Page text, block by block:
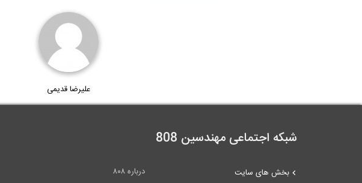
علیرضا قدیمی
شبکه اجتماعی مهندسین 808
درباره ۸۰۸
بخش های سایت